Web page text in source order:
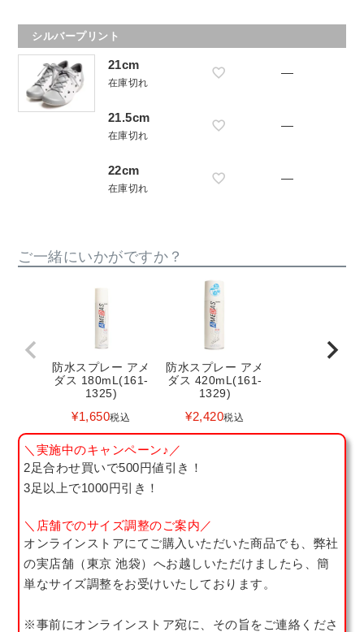
シルバープリント
21cm
在庫切れ
—
21.5cm
在庫切れ
—
22cm
在庫切れ
—
ご一緒にいかがですか？
防水スプレー アメ
ダス 180mL(161-
1325)
¥1,650税込
防水スプレー アメ
ダス 420mL(161-
1329)
¥2,420税込
＼実施中のキャンペーン♪／
2足合わせ買いで500円値引き！
3足以上で1000円引き！
＼店舗でのサイズ調整のご案内／
オンラインストアにてご購入いただいた商品でも、弊社
の実店舗（東京 池袋）へお越しいただけましたら、簡
単なサイズ調整をお受けいたしております。
※事前にオンラインストア宛に、その旨をご連絡くださ